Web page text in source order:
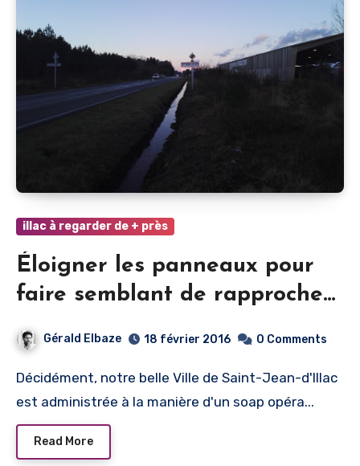
illac à regarder de + près
Éloigner les panneaux pour
faire semblant de rapprocher
les services: fallait y penser !
Gérald Elbaze 18 février 2016 0 Comments
Décidément, notre belle Ville de Saint-Jean-d'Illac
est administrée à la manière d'un soap opéra...
Read More